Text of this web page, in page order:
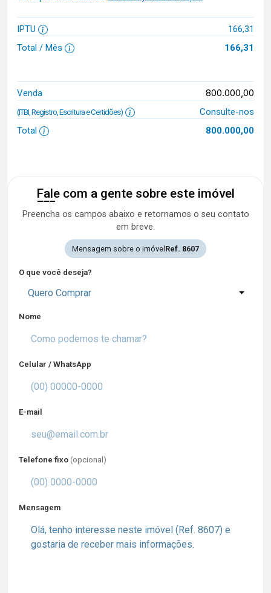
IPTU
166,31
Total / Mês
166,31
Venda 800.000,00
(ITBI, Registro, Escritura e Certidões)
Consulte-nos
Total
800.000,00
Fale com a gente sobre este imóvel
Preencha os campos abaixo e retornamos o seu contato
em breve.
Mensagem sobre o imóvel Ref. 8607
O que você deseja?
Quero Comprar
Nome
Celular / WhatsApp
E-mail
Telefone fixo (opcional)
Mensagem